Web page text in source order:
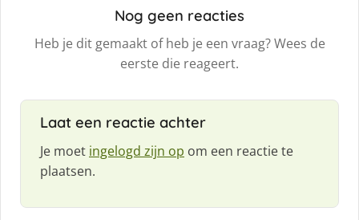
Nog geen reacties
Heb je dit gemaakt of heb je een vraag? Wees de
eerste die reageert.
Laat een reactie achter
Je moet ingelogd zijn op om een reactie te
plaatsen.